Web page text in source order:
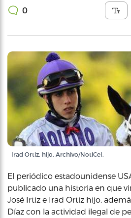
0
Irad Ortiz, hijo. Archivo/NotiCel.
El periódico estadounidense
publicado una historia en que
José Irtiz e Irad Ortiz hijo,
Díaz con la actividad ilegal de